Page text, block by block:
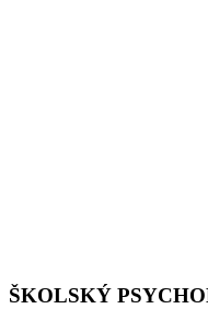
ŠKOLSKÝ